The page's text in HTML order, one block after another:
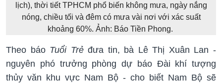
lịch), thời tiết TPHCM phổ biến không mưa, ngày nắng
nóng, chiều tối và đêm có mưa vài nơi với xác suất
khoảng 60%. Ảnh: Báo Tiền Phong.
Theo báoTuổi Trẻđưa tin, bà Lê Thị Xuân Lan -
nguyên phó trưởng phòng dự báo Đài khí tượng
thủy văn khu vực Nam Bộ - cho biết Nam Bộ sẽ